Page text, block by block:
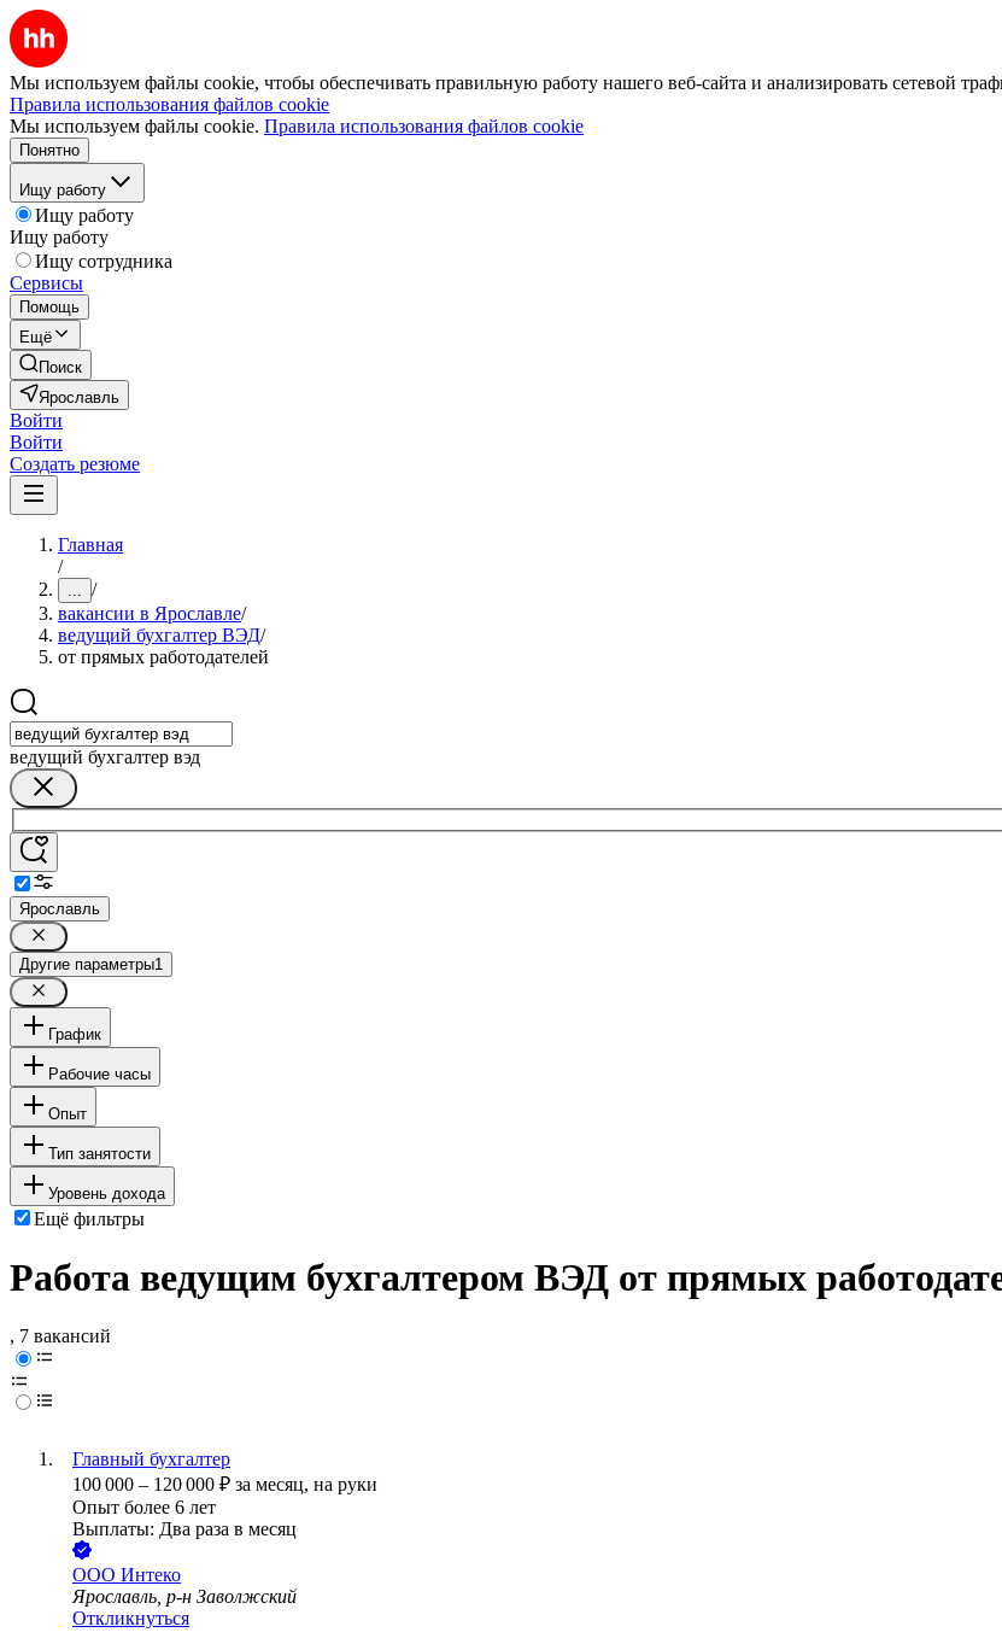
Мы используем файлы cookie, чтобы обеспечивать правильную работу нашего веб-сайта и анализировать сетевой
Правила использования файлов cookie
Мы используем файлы cookie. Правила использования файлов cookie
Понятно
Ищу работу
Ищу работу
Ищу работу
Ищу сотрудника
Сервисы
Помощь
Ещё
Поиск
Ярославль
Войти
Войти
Создать резюме
Главная
/
... /
вакансии в Ярославле/
ведущий бухгалтер ВЭД/
от прямых работодателей
ведущий бухгалтер вэд
Ярославль
Другие параметры1
График
Рабочие часы
Опыт
Тип занятости
Уровень дохода
Ещё фильтры
Работа ведущим бухгалтером ВЭД от прямых
, 7 вакансий
Главный бухгалтер
100 000 – 120 000 ₽ за месяц, на руки
Опыт более 6 лет
Выплаты: Два раза в месяц
ООО Интеко
Ярославль, р-н Заволжский
Откликнуться